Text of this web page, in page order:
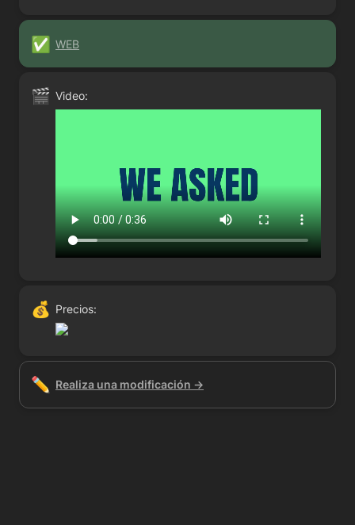
✅ WEB
🎬 Video:
💰 Precios:
✏️ Realiza una modificación →